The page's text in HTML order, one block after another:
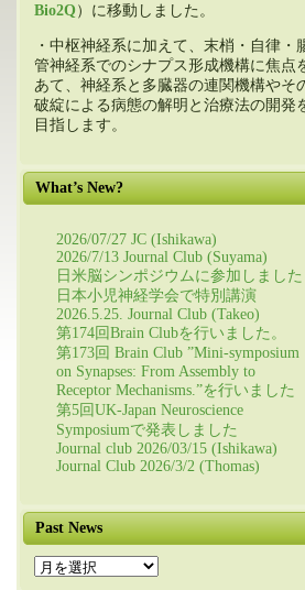
Bio2Q）に移動しました。
・中枢神経系に加えて、末梢・自律・
管神経系でのシナプス形成機構に焦点
あて、神経系と多臓器の連関機構やそ
破綻による病態の解明と治療法の開発
目指します。
What’s New?
2026/07/27 JC (Ishikawa)
2026/7/13 Journal Club (Suyama)
日米脳シンポジウムに参加しました
日本小児神経学会で特別講演
2026.5.25. Journal Club (Takeo)
第174回Brain Clubを行いました。
第173回 Brain Club ”Mini-symposium
on Synapses: From Assembly to
Receptor Mechanisms.”を行いました
第5回UK-Japan Neuroscience
Symposiumで発表しました
Journal club 2026/03/15 (Ishikawa)
Journal Club 2026/3/2 (Thomas)
Past News
Past
News